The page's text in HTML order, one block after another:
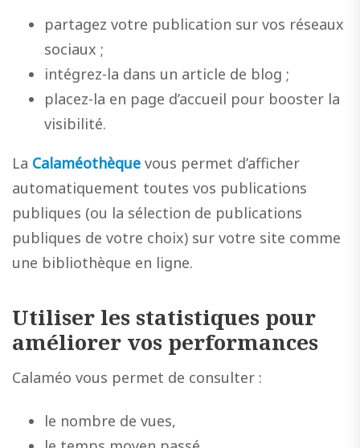
partagez votre publication sur vos réseaux
sociaux ;
intégrez-la dans un article de blog ;
placez-la en page d’accueil pour booster la
visibilité.
La Calaméothèque vous permet d’afficher
automatiquement toutes vos publications
publiques (ou la sélection de publications
publiques de votre choix) sur votre site comme
une bibliothèque en ligne.
Utiliser les statistiques pour
améliorer vos performances
Calaméo vous permet de consulter :
le nombre de vues,